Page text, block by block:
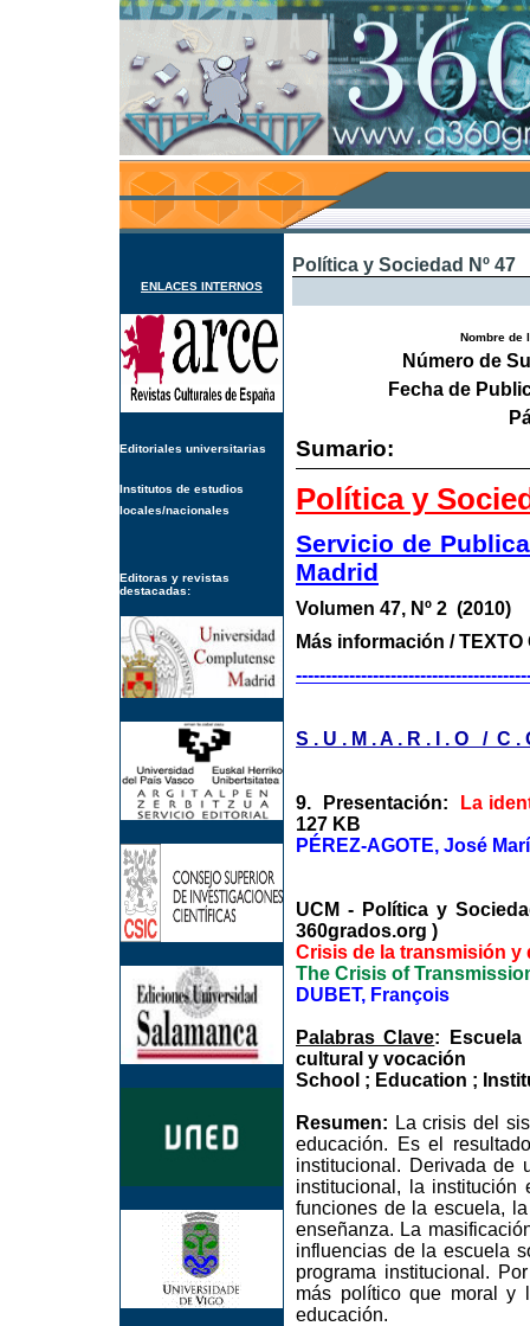
ENLACES INTERNOS
Editoriales universitarias
Institutos de estudios
locales/nacionales
Editoras y revistas
destacadas:
Política y Sociedad Nº 47
Nombre de
Número de
Fecha de
Sumario:
Política y
Servicio de
Madrid
Volumen 47, Nº 2 (2010)
Más información /
S . U . M . A . R . I . O / C .
9. Presentación:
La
127 KB
PÉREZ-AGOTE, José
UCM - Política y
360grados.org )
Crisis de la transmisión
The Crisis of
DUBET, François
Palabras Clave: Escuela
cultural y vocación
School ; Education ;
Resumen: La crisis del
educación. Es el
institucional. Derivada de
institucional, la institución
funciones de la escuela,
enseñanza. La
influencias de la escuela
programa institucional.
más político que moral y
educación.